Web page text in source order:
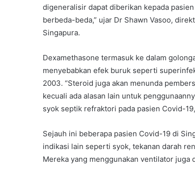
digeneralisir dapat diberikan kepada
berbeda-beda,” ujar Dr Shawn Vasoo,
Singapura.
Dexamethasone termasuk ke dalam
menyebabkan efek buruk seperti
2003. “Steroid juga akan menunda
kecuali ada alasan lain untuk
syok septik refraktori pada pasien Covid-
Sejauh ini beberapa pasien Covid-19 di
indikasi lain seperti syok, tekanan darah
Mereka yang menggunakan ventilator juga